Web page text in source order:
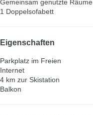
Gemeinsam genutzte Räume
1 Doppelsofabett
Eigenschaften
Parkplatz im Freien
Internet
4 km zur Skistation
Balkon